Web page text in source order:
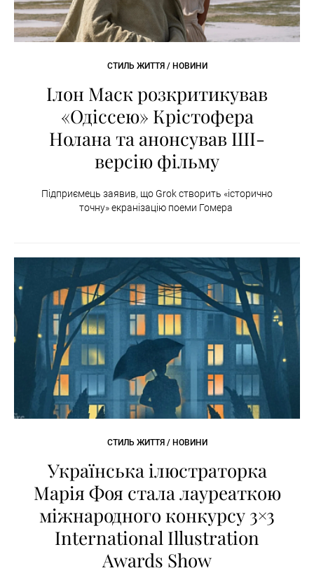
СТИЛЬ ЖИТТЯ / НОВИНИ
Ілон Маск розкритикував
«Одіссею» Крістофера
Нолана та анонсував ШІ-
версію фільму
Підприємець заявив, що Grok створить «історично
точну» екранізацію поеми Гомера
СТИЛЬ ЖИТТЯ / НОВИНИ
Українська ілюстраторка
Марія Фоя стала лауреаткою
міжнародного конкурсу 3×3
International Illustration
Awards Show